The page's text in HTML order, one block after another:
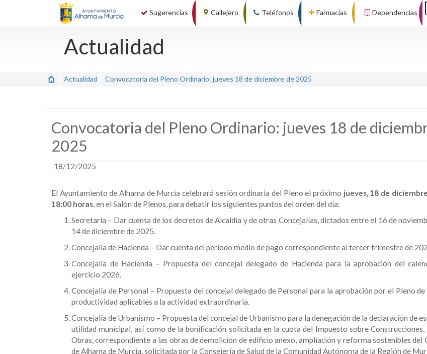
Sugerencias Callejero Teléfonos Farmacias Dependencias
Actualidad
Actualidad Convocatoria del Pleno Ordinario: jueves 18 de diciembre de 2025
Convocatoria del Pleno Ordinario: jueves 18 de
2025
18/12/2025
El Ayuntamiento de Alhama de Murcia celebrará sesión ordinaria del Pleno el próximo jueves, 18 de
18:00 horas, en el Salón de Plenos, para debatir los siguientes puntos del orden del día:
Secretaría – Dar cuenta de los decretos de Alcaldía y de otras Concejalías, dictados entre el 16 de
14 de diciembre de 2025.
Concejalía de Hacienda – Dar cuenta del periodo medio de pago correspondiente al tercer trimestre de
Concejalía de Hacienda – Propuesta del concejal delegado de Hacienda para la aprobación del
ejercicio 2026.
Concejalía de Personal – Propuesta del concejal delegado de Personal para la aprobación por el Pleno
productividad aplicables a la actividad extraordinaria.
Concejalía de Urbanismo – Propuesta del concejal de Urbanismo para la denegación de la declaración de
utilidad municipal, así como de la bonificación solicitada en la cuota del Impuesto sobre
Obras, correspondiente a las obras de demolición de edificio anexo, ampliación y reforma sostenibles del
de Alhama de Murcia, solicitada por la Consejería de Salud de la Comunidad Autónoma de la Región de